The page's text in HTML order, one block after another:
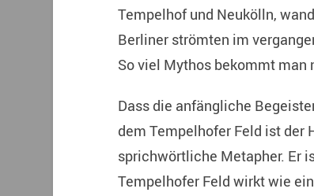
Tempelhof und Neukölln,
Berliner strömten im
So viel Mythos bekommt man
Dass die anfängliche
dem Tempelhofer Feld ist der
sprichwörtliche Metapher. Er
Tempelhofer Feld wirkt wie